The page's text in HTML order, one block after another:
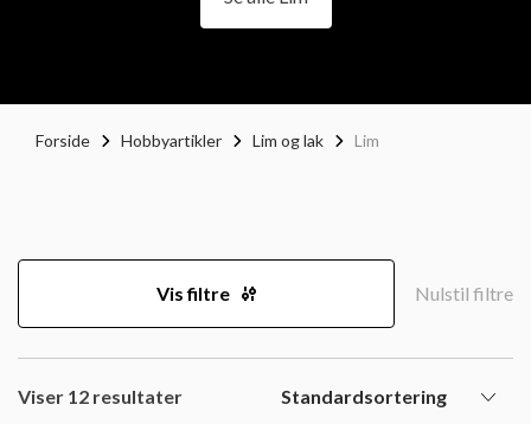
Forside Hobbyartikler Lim og lak Lim
Vis filtre Nulstil filtre
Viser 12 resultater